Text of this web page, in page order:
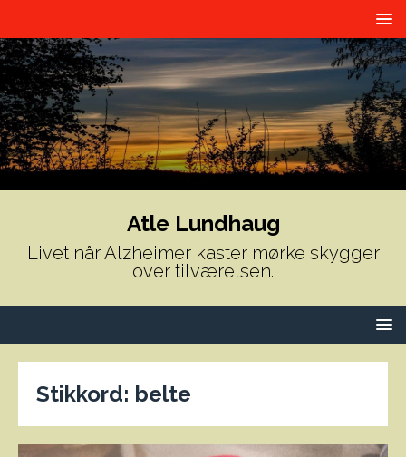
Atle Lundhaug
Livet når Alzheimer kaster mørke skygger
over tilværelsen.
Stikkord: belte